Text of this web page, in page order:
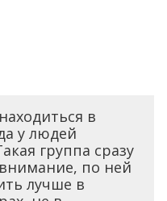
в
у людей
группа сразу
по ней
лучше в